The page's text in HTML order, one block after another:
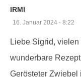
IRMI
16. Januar 2024 - 8:22
Liebe Sigrid,
wunderbare
Gerösteter Zwiebel